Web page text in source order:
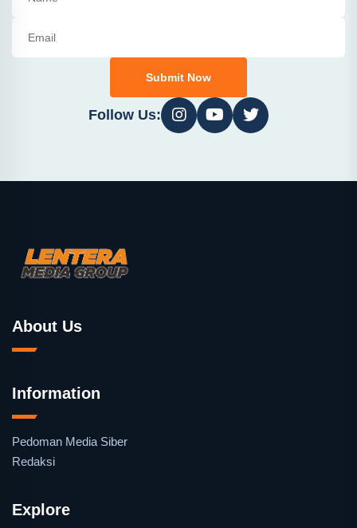
Submit Now
Follow Us:
About Us
Information
Pedoman Media Siber
Redaksi
Explore